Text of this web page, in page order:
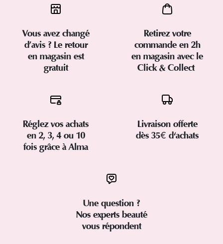
Vous avez changé
d’avis ? Le retour
en magasin est
gratuit
Retirez votre
commande en 2h
en magasin avec le
Click & Collect
Réglez vos achats
en 2, 3, 4 ou 10
fois grâce à Alma
Livraison offerte
dès 35€ d'achats
Une question ?
Nos experts beauté
vous répondent